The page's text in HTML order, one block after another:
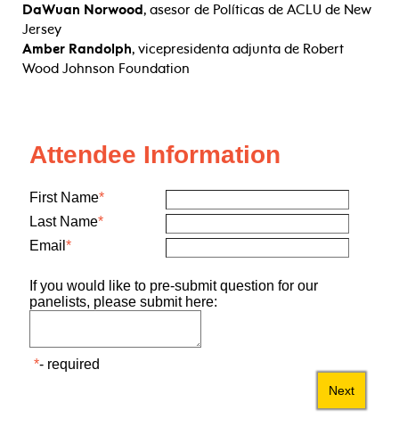
DaWuan Norwood, asesor de Políticas de ACLU de New
Jersey
Amber Randolph, vicepresidenta adjunta de Robert
Wood Johnson Foundation